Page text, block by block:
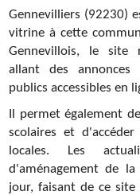
Gennevilliers (92230)
vitrine à cette
Gennevillois, le site
allant des annonces
publics accessibles en
Il permet également
scolaires et
locales. Les
d'aménagement de
jour, faisant de ce site